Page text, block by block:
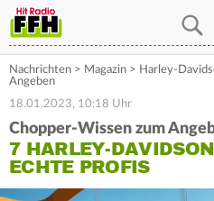
Nachrichten > Magazin > Harley-
Angeben
18.01.2023, 10:18 Uhr
Chopper-Wissen zum
7 HARLEY-
ECHTE PROFIS